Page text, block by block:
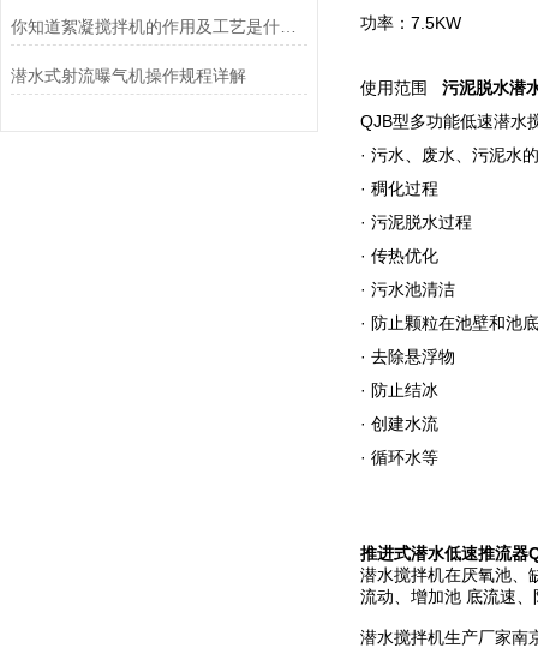
你知道絮凝搅拌机的作用及工艺是什么么
潜水式射流曝气机操作规程详解
功率：7.5KW
使用范围 污泥脱水潜
QJB型多功能低速潜水
· 污水、废水、污泥水
· 稠化过程
· 污泥脱水过程
· 传热优化
· 污水池清洁
· 防止颗粒在池壁和池
· 去除悬浮物
· 防止结冰
· 创建水流
· 循环水等
推进式潜水低速推流器
潜水搅拌机在厌氧池、
流动、增加池 底流速
潜水搅拌机生产厂家南